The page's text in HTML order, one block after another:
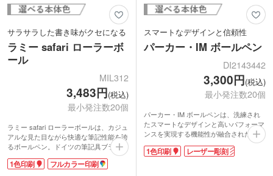
サラサラした書き味がクセになる
ラミー safari ローラーボ
ール
MIL312
3,483円(税込)
最小発注数20個
ラミー safari ローラーボールは、カジュ
アルな見た目ながら快適な筆記性能を誇
るボールペン。ドイツの筆記具ブランド
「ラミー」の製品で、人間工学に基づい
た書き味の良さとデザイン性の高さで大
1色印刷 フルカラー印刷
スマートなデザインと信頼性
パーカー・IM ボールペン
DI2143442
3,300円(税込)
最小発注数20個
パーカー・IM ボールペンは、洗練され
たスマートなデザインと高いパフォーマ
ンスを実現する機能性が融合されたボー
ルペン。英国の老舗筆記具ブランド「パ
ーカー」の製品ながら、手に取りやすい
1色印刷 レーザー彫刻